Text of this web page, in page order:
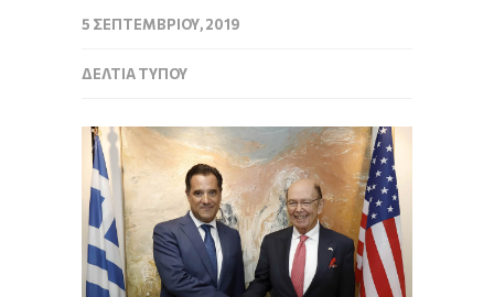
5 ΣΕΠΤΕΜΒΡΊΟΥ, 2019
ΔΕΛΤΊΑ ΤΎΠΟΥ